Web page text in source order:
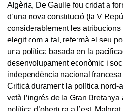
Algèria, De Gaulle fou cridat a
d’una nova constitució (la V
considerablement les
elegit com a tal, refermà el seu
una política basada en la
desenvolupament econòmic i
independència nacional
Criticà durament la política nord-
vetà l’ingrés de la Gran
política d’obertura a l’est.